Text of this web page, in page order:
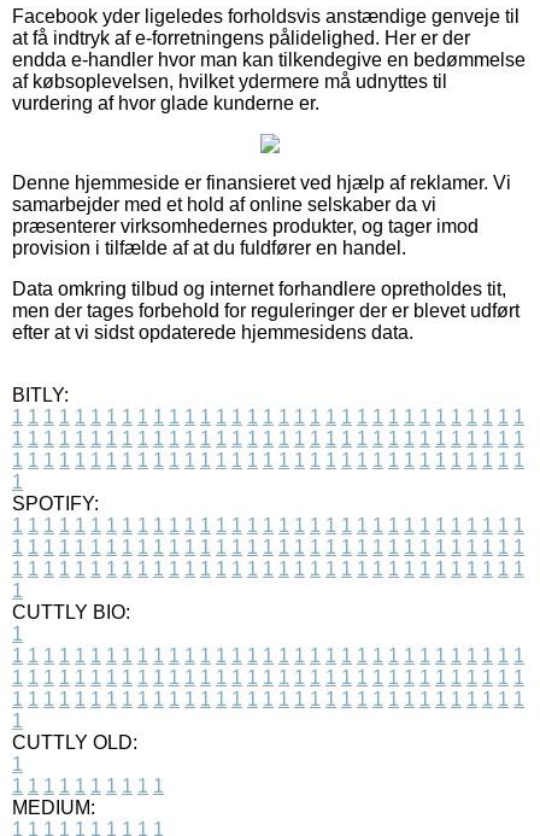
Facebook yder ligeledes forholdsvis anstændige genveje til
at få indtryk af e-forretningens pålidelighed. Her er der
endda e-handler hvor man kan tilkendegive en bedømmelse
af købsoplevelsen, hvilket ydermere må udnyttes til
vurdering af hvor glade kunderne er.
Denne hjemmeside er finansieret ved hjælp af reklamer. Vi
samarbejder med et hold af online selskaber da vi
præsenterer virksomhedernes produkter, og tager imod
provision i tilfælde af at du fuldfører en handel.
Data omkring tilbud og internet forhandlere opretholdes tit,
men der tages forbehold for reguleringer der er blevet udført
efter at vi sidst opdaterede hjemmesidens data.
BITLY:
1 1 1 1 1 1 1 1 1 1 1 1 1 1 1 1 1 1 1 1 1 1 1 1 1 1 1 1 1 1 1 1 1
1 1 1 1 1 1 1 1 1 1 1 1 1 1 1 1 1 1 1 1 1 1 1 1 1 1 1 1 1 1 1 1 1
1 1 1 1 1 1 1 1 1 1 1 1 1 1 1 1 1 1 1 1 1 1 1 1 1 1 1 1 1 1 1 1 1
1
SPOTIFY:
1 1 1 1 1 1 1 1 1 1 1 1 1 1 1 1 1 1 1 1 1 1 1 1 1 1 1 1 1 1 1 1 1
1 1 1 1 1 1 1 1 1 1 1 1 1 1 1 1 1 1 1 1 1 1 1 1 1 1 1 1 1 1 1 1 1
1 1 1 1 1 1 1 1 1 1 1 1 1 1 1 1 1 1 1 1 1 1 1 1 1 1 1 1 1 1 1 1 1
1
CUTTLY BIO:
1
1 1 1 1 1 1 1 1 1 1 1 1 1 1 1 1 1 1 1 1 1 1 1 1 1 1 1 1 1 1 1 1 1
1 1 1 1 1 1 1 1 1 1 1 1 1 1 1 1 1 1 1 1 1 1 1 1 1 1 1 1 1 1 1 1 1
1 1 1 1 1 1 1 1 1 1 1 1 1 1 1 1 1 1 1 1 1 1 1 1 1 1 1 1 1 1 1 1 1
1
CUTTLY OLD:
1
1 1 1 1 1 1 1 1 1 1
MEDIUM:
1 1 1 1 1 1 1 1 1 1